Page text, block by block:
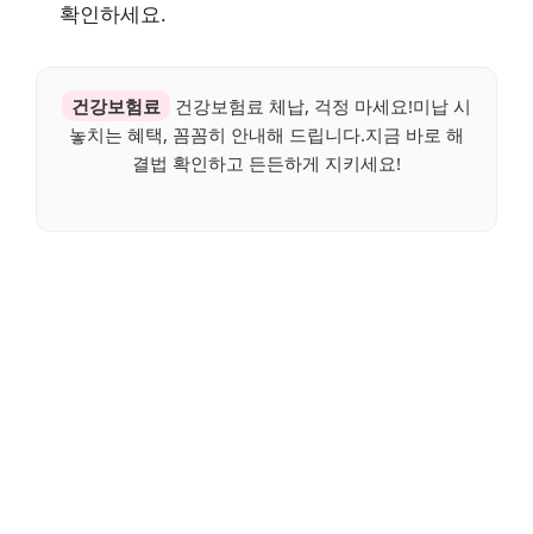
확인하세요.
건강보험료
건강보험료 체납, 걱정 마세요!미납 시
놓치는 혜택, 꼼꼼히 안내해 드립니다.지금 바로 해
결법 확인하고 든든하게 지키세요!